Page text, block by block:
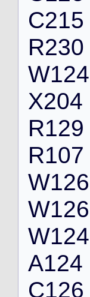
C215
R230
W124
X204
R129
R107
W126
W126
W124
A124
C126